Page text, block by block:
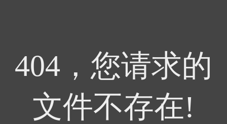
404，您请求的
文件不存在!